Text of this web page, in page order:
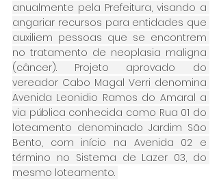
anualmente pela Prefeitura, visando a
angariar recursos para entidades que
auxiliem pessoas que se encontrem
no tratamento de neoplasia maligna
(câncer). Projeto aprovado do
vereador Cabo Magal Verri denomina
Avenida Leonidio Ramos do Amaral a
via pública conhecida como Rua 01 do
loteamento denominado Jardim São
Bento, com início na Avenida 02 e
término no Sistema de Lazer 03, do
mesmo loteamento.